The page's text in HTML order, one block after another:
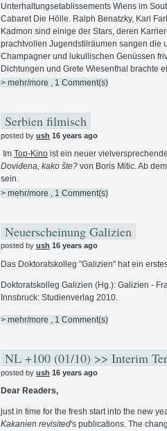
Unterhaltungsetablissements Wiens im
Cabaret Die Hölle. Ralph Benatzky, Karl
Kadmon sind einige der Stars, deren
prachtvollen Jugendstilräumen sangen die
Champagner und lukullischen Genüssen
Dichtungen und Grete Wiesenthal brachte
> mehr/more , 1 Comment(s)
Serbien filmisch
posted by ush 16 years ago
Im Top-Kino ist ein neuer
Doviđena, kako šte? von Boris Mitic. Ab
sein.
> mehr/more , 1 Comment(s)
Neuerscheinung Galizien
posted by ush 16 years ago
Das Doktoratskolleg "Galizien" hat ein
Doktoratskolleg Galizien (Hg.): Galizien -
Innsbruck: Studienverlag 2010.
> mehr/more , 1 Comment(s)
NL +100 (01/10) >> Interim
posted by ush 16 years ago
Dear Readers,
just in time for the fresh start into the new
Kakanien revisited's publications. The